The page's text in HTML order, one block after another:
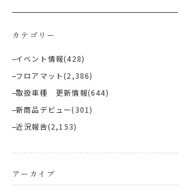
カテゴリー
イベント情報(428)
フロアマット (2,386)
取扱車種 更新情報(644)
新商品デビュー(301)
近況報告(2,153)
アーカイブ